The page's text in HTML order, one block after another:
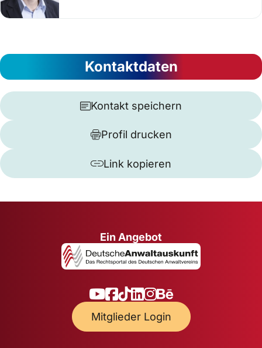
Kontaktdaten
Kontakt speichern
Profil drucken
Link kopieren
Ein Angebot
Mitglieder Login